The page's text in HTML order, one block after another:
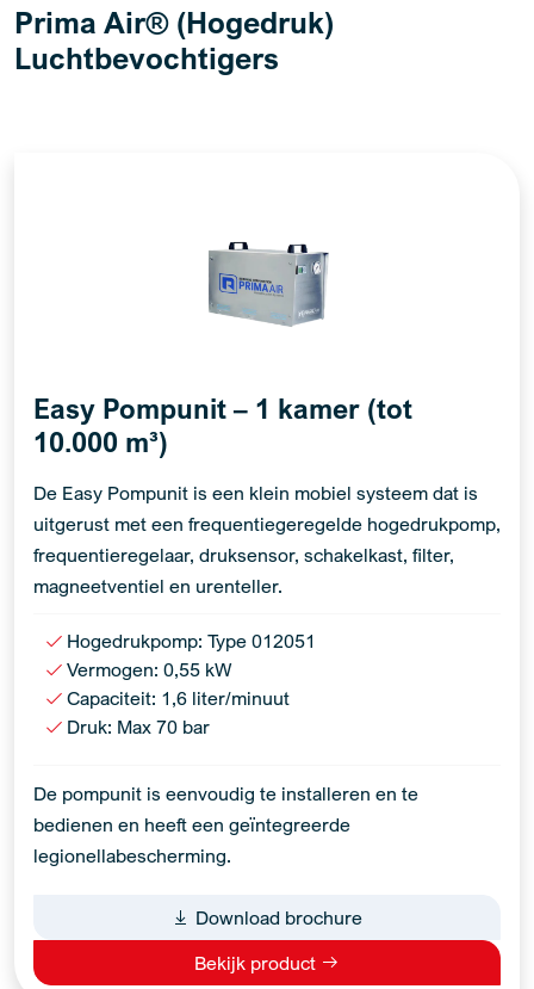
Prima Air® (Hogedruk)
Luchtbevochtigers
Easy Pompunit – 1 kamer (tot
10.000 m³)
De Easy Pompunit is een klein mobiel systeem dat is
uitgerust met een frequentiegeregelde hogedrukpomp,
frequentieregelaar, druksensor, schakelkast, filter,
magneetventiel en urenteller.
Hogedrukpomp: Type 012051
Vermogen: 0,55 kW
Capaciteit: 1,6 liter/minuut
Druk: Max 70 bar
De pompunit is eenvoudig te installeren en te
bedienen en heeft een geïntegreerde
legionellabescherming.
Download brochure
Bekijk product